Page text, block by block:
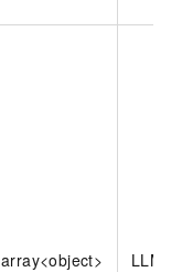
array<object> LLM